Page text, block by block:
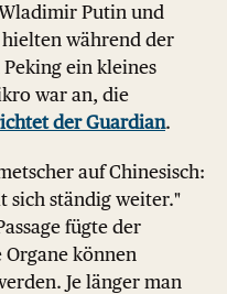
Putin und
während der
ein kleines
war an, die
der Guardian.
auf Chinesisch:
sich ständig weiter."
fügte der
können
Je länger man